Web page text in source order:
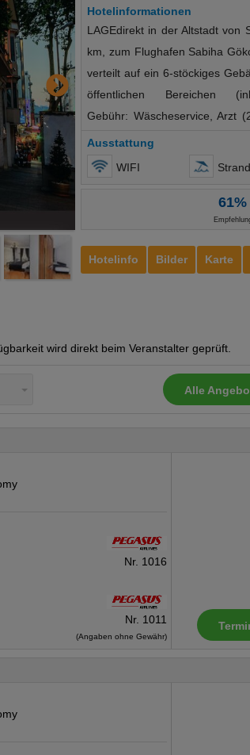
Hotelinfo Bilder Karte
Hotelinformationen
LAGEdirekt in der Altstadt von
km, zum Flughafen Sabiha
verteilt auf ein 6-stöckiges
öffentlichen Bereichen
Gebühr: Wäscheservice, Arzt
Verpflegung
VISA, MasterCardSprachen:
2 EinzelbettenDusche, WC,
(inklusive),
Kaffee-/
Laminatbodenauch als
wetterabhängig),
Doppelbett und 2
Telefon, WLAN (inklusive),
Laminatboden
Minderjährige) benötigen für
Tagen einen Personalausweis,
zu 12 Jahren können auch mit
die Einreise mit mit einem
Reiseausweis als
Reisepässe müssen noch
die Pässe bei Einreise mit
werden. Bei der Einreise
Zollbehörden ein
ihre Eltern in die Türkei
Einverständniserklärung
übersetzt). Kinder, die
Ausstattung
WIFI
61%
wird direkt beim Veranstalter geprüft.
Alle
Nr. 1016
Nr. 1011
(Angaben ohne Gewähr)